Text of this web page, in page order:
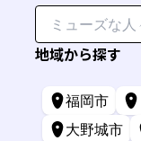
地域から探す
福岡市
大野城市